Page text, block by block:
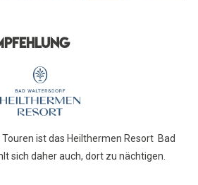
ist das Heilthermen Resort Bad
sich daher auch, dort zu nächtigen.